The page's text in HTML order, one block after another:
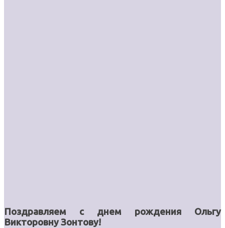
Поздравляем с днем рождения Ольгу
Викторовну Зонтову!